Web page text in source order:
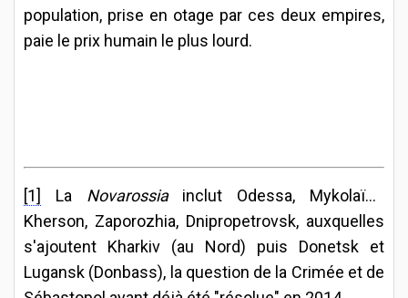
population, prise en otage par ces deux empires,
paie le prix humain le plus lourd.
[1] La Novarossiainclut Odessa, Mykolaïev,
Kherson, Zaporozhia, Dnipropetrovsk, auxquelles
s'ajoutent Kharkiv (au Nord) puis Donetsk et
Lugansk (Donbass), la question de la Crimée et de